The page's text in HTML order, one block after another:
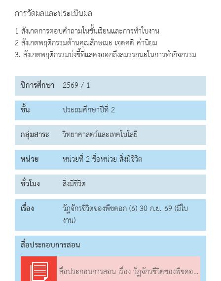
การวัดผลและประเมินผล
1 สังเกตการตอบคำถามในชั้นเรียนและการทำใบงาน
2 สังเกตพฤติกรรมด้านคุณลักษณะ เจตคติ ค่านิยม
3. สังเกตพฤติกรรมบ่งชี้ที่แสดงออกถึงสมรรถนะในการทำกิจกรรม
ปีการศึกษา 2569 / 1
ชั้น
ประถมศึกษาปีที่ 2
กลุ่มสาระ
วิทยาศาสตร์และเทคโนโลยี
หน่วย
หน่วยที่ 2 ชื่อหน่วย สิ่งมีชีวิต
ชั่วโมง
สิ่งมีชีวิต
เรื่อง
วัฏจักรชีวิตของพืชดอก (6) 30 ก.ย. 69 (มีใบ
งาน)
สื่อประกอบการสอน
สื่อประกอบการสอน เรื่อง วัฏจักรชีวิตของพืชดอก (6)